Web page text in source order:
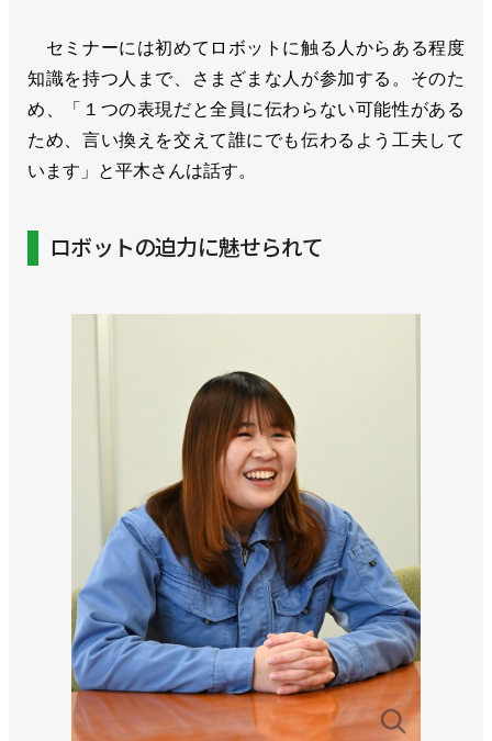
セミナーには初めてロボットに触る人からある程度
知識を持つ人まで、さまざまな人が参加する。そのた
め、「１つの表現だと全員に伝わらない可能性がある
ため、言い換えを交えて誰にでも伝わるよう工夫して
います」と平木さんは話す。
ロボットの迫力に魅せられて